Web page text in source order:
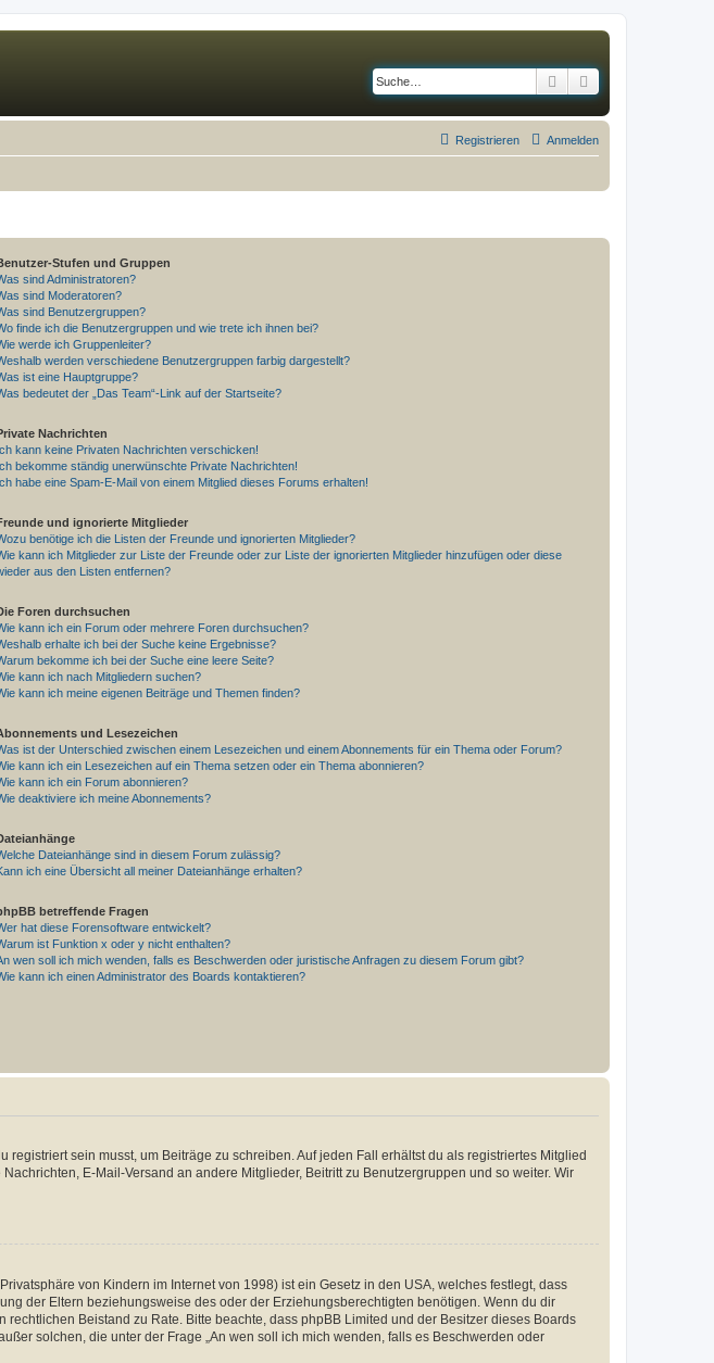
Suche
Anmelden
Registrieren
Stufen und Gruppen
sind Administratoren?
sind Moderatoren?
sind Benutzergruppen?
finde ich die Benutzergruppen und wie trete ich ihnen bei?
werde ich Gruppenleiter?
werden verschiedene Benutzergruppen farbig dargestellt?
ist eine Hauptgruppe?
bedeutet der „Das Team“-Link auf der Startseite?
Nachrichten
kann keine Privaten Nachrichten verschicken!
bekomme ständig unerwünschte Private Nachrichten!
habe eine Spam-E-Mail von einem Mitglied dieses Forums erhalten!
und ignorierte Mitglieder
benötige ich die Listen der Freunde und ignorierten Mitglieder?
kann ich Mitglieder zur Liste der Freunde oder zur Liste der ignorierten Mitglieder hinzufügen oder diese
aus den Listen entfernen?
Foren durchsuchen
kann ich ein Forum oder mehrere Foren durchsuchen?
erhalte ich bei der Suche keine Ergebnisse?
bekomme ich bei der Suche eine leere Seite?
kann ich nach Mitgliedern suchen?
kann ich meine eigenen Beiträge und Themen finden?
und Lesezeichen
ist der Unterschied zwischen einem Lesezeichen und einem Abonnements für ein Thema oder Forum?
kann ich ein Lesezeichen auf ein Thema setzen oder ein Thema abonnieren?
kann ich ein Forum abonnieren?
deaktiviere ich meine Abonnements?
Dateianhänge sind in diesem Forum zulässig?
ich eine Übersicht all meiner Dateianhänge erhalten?
betreffende Fragen
hat diese Forensoftware entwickelt?
ist Funktion x oder y nicht enthalten?
wen soll ich mich wenden, falls es Beschwerden oder juristische Anfragen zu diesem Forum gibt?
kann ich einen Administrator des Boards kontaktieren?
sein musst, um Beiträge zu schreiben. Auf jeden Fall erhältst du als registriertes Mitglied
E-Mail-Versand an andere Mitglieder, Beitritt zu Benutzergruppen und so weiter. Wir
von Kindern im Internet von 1998) ist ein Gesetz in den USA, welches festlegt, dass
der Eltern beziehungsweise des oder der Erziehungsberechtigten benötigen. Wenn du dir
Beistand zu Rate. Bitte beachte, dass phpBB Limited und der Besitzer dieses Boards
solchen, die unter der Frage „An wen soll ich mich wenden, falls es Beschwerden oder